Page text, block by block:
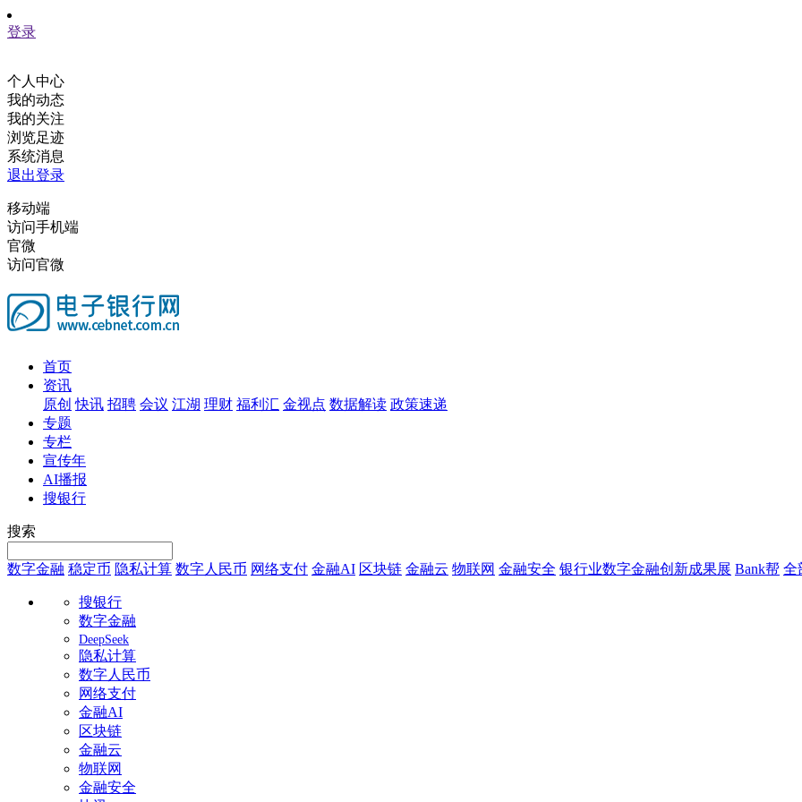
登录
个人中心
我的动态
我的关注
浏览足迹
系统消息
退出登录
移动端
访问手机端
官微
访问官微
首页
资讯
原创 快讯 招聘 会议 江湖 理财 福利汇 金视点 数据解读 政策速递
专题
专栏
宣传年
AI播报
搜银行
搜索
数字金融 稳定币 隐私计算 数字人民币 网络支付 金融AI 区块链 金融云 物联网 金融安全 银行业数字金融创新成果展 Bank帮 全
搜银行
数字金融
DeepSeek
隐私计算
数字人民币
网络支付
金融AI
区块链
金融云
物联网
金融安全